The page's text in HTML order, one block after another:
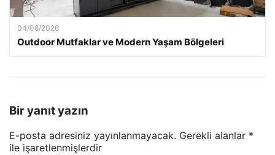
04/08/2026
Outdoor Mutfaklar ve Modern Yaşam Bölgeleri
Bir yanıt yazın
E-posta adresiniz yayınlanmayacak. Gerekli alanlar *
ile işaretlenmişlerdir